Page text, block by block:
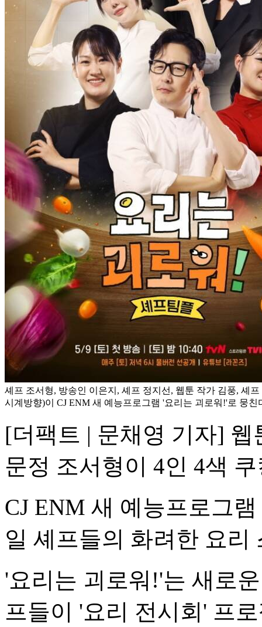
셰프 조서형, 방송인 이은지, 셰프 정지선, 웹툰 작가 김풍, 셰
시계방향)이 CJ ENM 새 예능프로그램 '요리는 괴로워!'로 뭉친
[더팩트 | 문채영 기자]
문정 조서형이 4인 4색
CJ ENM 새 예능프로그
일 셰프들의 화려한 요리
'요리는 괴로워!'는 새로
프들이 '요리 전시회' 프